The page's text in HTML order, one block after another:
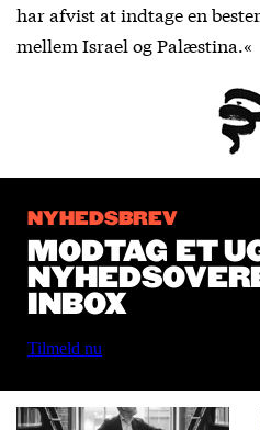
har afvist at indtage en
mellem Israel og Palæstina.«
NYHEDSBREV
MODTAG ET
INBOX
Tilmeld nu